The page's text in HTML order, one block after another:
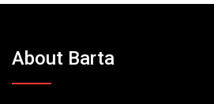
About Barta